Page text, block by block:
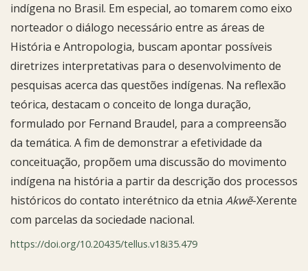
indígena no Brasil. Em especial, ao tomarem como eixo
norteador o diálogo necessário entre as áreas de
História e Antropologia, buscam apontar possíveis
diretrizes interpretativas para o desenvolvimento de
pesquisas acerca das questões indígenas. Na reflexão
teórica, destacam o conceito de longa duração,
formulado por Fernand Braudel, para a compreensão
da temática. A fim de demonstrar a efetividade da
conceituação, propõem uma discussão do movimento
indígena na história a partir da descrição dos processos
históricos do contato interétnico da etnia Akwẽ­-Xerente
com parcelas da sociedade nacional.
https://doi.org/10.20435/tellus.v18i35.479